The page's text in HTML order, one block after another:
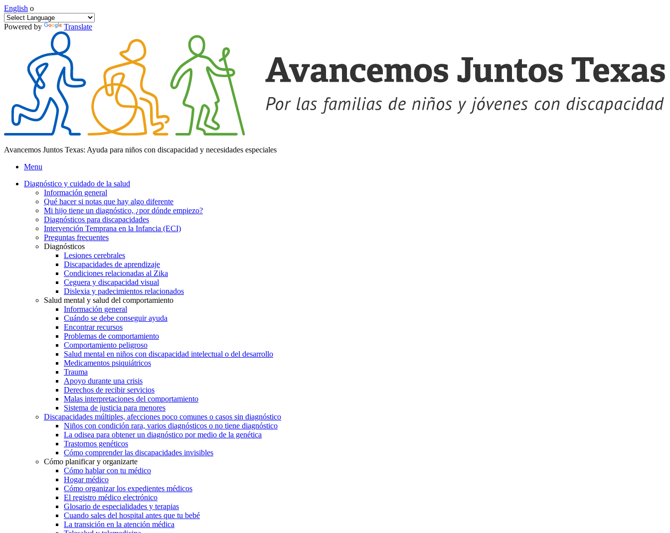
English o
Powered by Translate
Avancemos Juntos Texas: Ayuda para niños con discapacidad y necesidades especiales
Menu
Diagnóstico y cuidado de la salud
Información general
Qué hacer si notas que hay algo diferente
Mi hijo tiene un diagnóstico, ¿por dónde empiezo?
Diagnósticos para discapacidades
Intervención Temprana en la Infancia (ECI)
Preguntas frecuentes
Diagnósticos
Lesiones cerebrales
Discapacidades de aprendizaje
Condiciones relacionadas al Zika
Ceguera y discapacidad visual
Dislexia y padecimientos relacionados
Salud mental y salud del comportamiento
Información general
Cuándo se debe conseguir ayuda
Encontrar recursos
Problemas de comportamiento
Comportamiento peligroso
Salud mental en niños con discapacidad intelectual o del desarrollo
Medicamentos psiquiátricos
Trauma
Apoyo durante una crisis
Derechos de recibir servicios
Malas interpretaciones del comportamiento
Sistema de justicia para menores
Discapacidades múltiples, afecciones poco comunes o casos sin diagnóstico
Niños con condición rara, varios diagnósticos o no tiene diagnóstico
La odisea para obtener un diagnóstico por medio de la genética
Trastornos genéticos
Cómo comprender las discapacidades invisibles
Cómo planificar y organizarte
Cómo hablar con tu médico
Hogar médico
Cómo organizar los expedientes médicos
El registro médico electrónico
Glosario de especialidades y terapias
Cuando sales del hospital antes que tu bebé
La transición en la atención médica